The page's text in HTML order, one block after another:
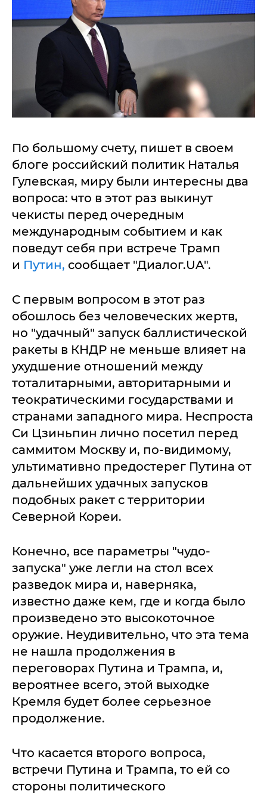
По большому счету, пишет в своем
блоге российский политик Наталья
Гулевская, миру были интересны два
вопроса: что в этот раз выкинут
чекисты перед очередным
международным событием и как
поведут себя при встрече Трамп
и Путин, сообщает "Диалог.UA".
С первым вопросом в этот раз
обошлось без человеческих жертв,
но "удачный" запуск баллистической
ракеты в КНДР не меньше влияет на
ухудшение отношений между
тоталитарными, авторитарными и
теократическими государствами и
странами западного мира. Неспроста
Си Цзиньпин лично посетил перед
саммитом Москву и, по-видимому,
ультимативно предостерег Путина от
дальнейших удачных запусков
подобных ракет с территории
Северной Кореи.
Конечно, все параметры "чудо-
запуска" уже легли на стол всех
разведок мира и, наверняка,
известно даже кем, где и когда было
произведено это высокоточное
оружие. Неудивительно, что эта тема
не нашла продолжения в
переговорах Путина и Трампа, и,
вероятнее всего, этой выходке
Кремля будет более серьезное
продолжение.
Что касается второго вопроса,
встречи Путина и Трампа, то ей со
стороны политического